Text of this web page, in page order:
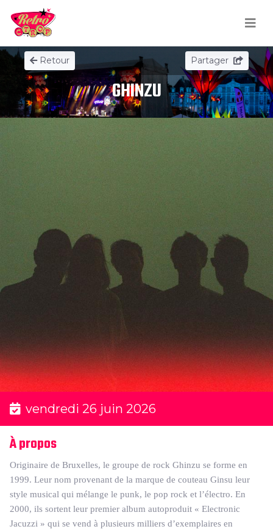
Retour Partager
GHINZU
vendredi 26 juin 2026
À propos
Originaire de Bruxelles, le groupe de rock Ghinzu se forme en
1999. Leur nom provenant de la marque de couteau Ginsu leur
style musical qui mélange le punk, le pop rock et l’électro. En
2000, ils sortent leur premier album autoproduit « Electronic
Jacuzzi » qui se vend à plusieurs milliers d’exemplaires en